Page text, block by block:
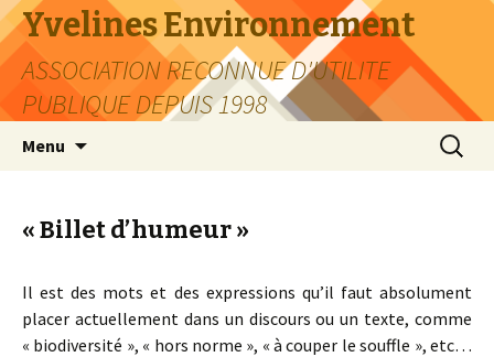
Yvelines Environnement
ASSOCIATION RECONNUE D'UTILITE
PUBLIQUE DEPUIS 1998
Menu
« Billet d’humeur »
Il est des mots et des expressions qu’il faut absolument
placer actuellement dans un discours ou un texte, comme
« biodiversité », « hors norme », « à couper le souffle », etc…